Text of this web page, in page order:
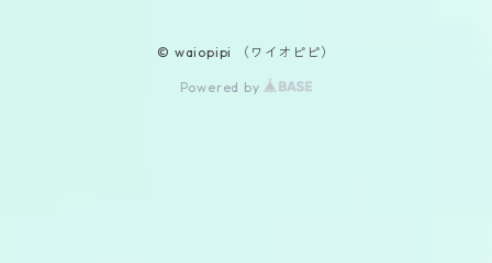
© waiopipi （ワイオピピ）
Powered by